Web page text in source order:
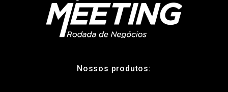
Nossos produtos: